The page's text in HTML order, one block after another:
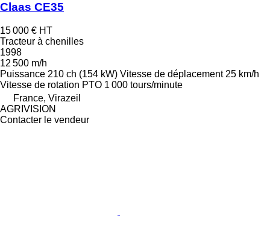
Claas CE35
15 000 € HT
Tracteur à chenilles
1998
12 500 m/h
Puissance 210 ch (154 kW) Vitesse de déplacement 25 km/h
Vitesse de rotation PTO 1 000 tours/minute
France, Virazeil
AGRIVISION
Contacter le vendeur